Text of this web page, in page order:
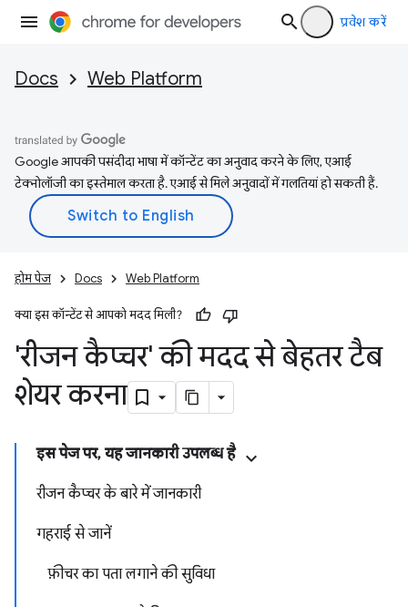
प्रवेश करें
Docs Web Platform
Google आपकी पसंदीदा भाषा में कॉन्टेंट का अनुवाद करने के लिए, एआई
टेक्नोलॉजी का इस्तेमाल करता है. एआई से मिले अनुवादों में गलतियां हो सकती हैं.
होम पेज Docs Web Platform
क्या इस कॉन्टेंट से आपको मदद मिली?
'रीजन कैप्चर' की मदद से बेहतर टैब
शेयर करना
इस पेज पर, यह जानकारी उपलब्ध है
रीजन कैप्चर के बारे में जानकारी
गहराई से जानें
फ़ीचर का पता लगाने की सुविधा